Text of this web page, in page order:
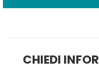
CHIEDI